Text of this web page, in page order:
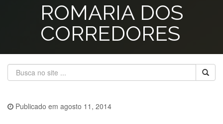
ROMARIA DOS
CORREDORES
Publicado em agosto 11, 2014